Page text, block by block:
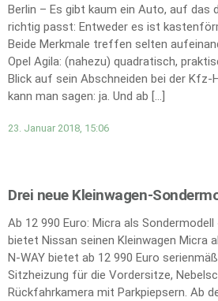
Berlin – Es gibt kaum ein Auto, auf das
richtig passt: Entweder es ist
Beide Merkmale treffen selten
Opel Agila: (nahezu) quadratisch,
Blick auf sein Abschneiden bei der Kfz-
kann man sagen: ja. Und ab […]
23. Januar 2018, 15:06
Drei neue Kleinwagen-
Ab 12 990 Euro: Micra als Sondermodell
bietet Nissan seinen Kleinwagen Micra
N-WAY bietet ab 12 990 Euro
Sitzheizung für die Vordersitze,
Rückfahrkamera mit Parkpiepsern. Ab